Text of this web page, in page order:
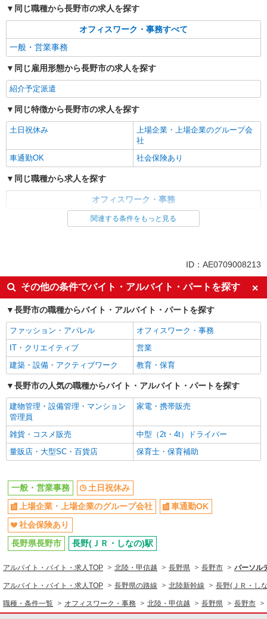
同じ職種から長野市の求人を探す
オフィスワーク・事務すべて
一般・営業事務
同じ雇用形態から長野市の求人を探す
紹介予定派遣
同じ特徴から長野市の求人を探す
土日祝休み
上場企業・上場企業のグループ会
社
車通勤OK
社会保険あり
同じ職種から求人を探す
オフィスワーク・事務
車通勤OK
社会保険あり
関連する条件をもっと見る
ID：AE0709008213
その他の条件でバイト・アルバイト・パートを探す
長野市の職種からバイト・アルバイト・パートを探す
ファッション・アパレル
オフィスワーク・事務
IT・クリエイティブ
営業
建築・設備・アクティブワーク
教育・保育
長野市の人気の職種からバイト・アルバイト・パートを探す
建物管理・設備管理・マンション
管理員
家電・携帯販売
雑貨・コスメ販売
中型（2t・4t）ドライバー
量販店・大型SC・百貨店
保育士・保育補助
一般・営業事務
土日祝休み
上場企業・上場企業のグループ会社
車通勤OK
社会保険あり
長野県長野市
長野(ＪＲ・しなの)駅
アルバイト・バイト・求人TOP 北陸・甲信越 長野県 長野市 パーソル
アルバイト・バイト・求人TOP 長野県の路線 北陸新幹線 長野(ＪＲ・し
職種・条件一覧 オフィスワーク・事務 北陸・甲信越 長野県 長野市